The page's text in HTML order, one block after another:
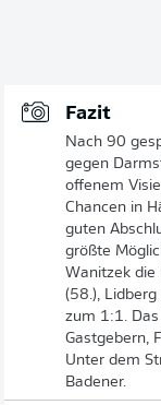
Fazit
Nach 90
gegen
offenem
Chancen in
guten
größte
Wanitzek die
(58.),
zum 1:1.
Gastgebern,
Unter dem
Badener.